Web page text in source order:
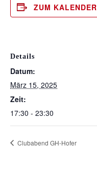
ZUM
Details
Datum:
März 15, 2025
Zeit:
17:30 - 23:30
Clubabend GH-Hofer